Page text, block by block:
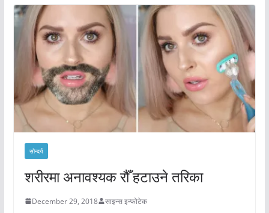
सौन्दर्य
शरीरमा अनावश्यक रौँ हटाउने तरिका
December 29, 2018 साइन्स इन्फोटेक